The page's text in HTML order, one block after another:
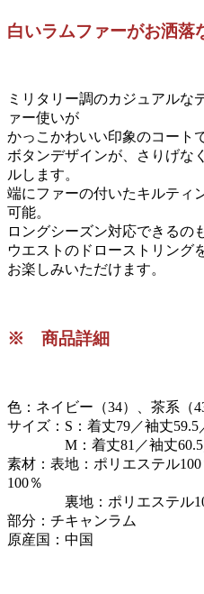
白いラムファーがお洒落
ミリタリー調のカジュアルな
ァー使いが
かっこかわいい印象のコート
ボタンデザインが、さりげな
ルします。
端にファーの付いたキルティ
可能。
ロングシーズン対応できるの
ウエストのドローストリング
お楽しみいただけます。
※ 商品詳細
色：ネイビー（34）、茶系（
サイズ：S：着丈79／袖丈59.5
M：着丈81／袖丈60.5／
素材：表地：ポリエステル
100％
裏地：ポリエステル
部分：チキャンラム
原産国：中国